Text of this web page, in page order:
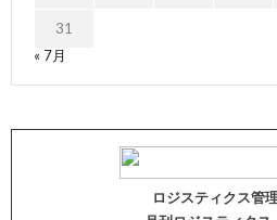
31
« 7月
ロジスティクス管